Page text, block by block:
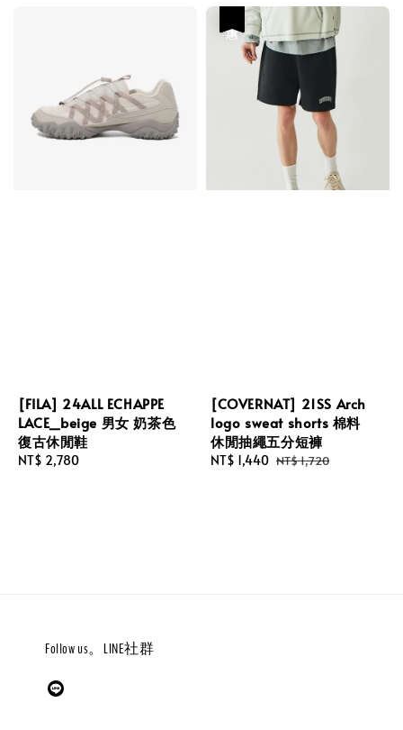
[FILA] 24ALL ECHAPPE
LACE_beige 男女 奶茶色
復古休閒鞋
Regular
NT$ 2,780
[COVERNAT] 21SS Arch
logo sweat shorts 棉料
休閒抽繩五分短褲
Sale
NT$ 1,440 Regular
NT$ 1,720
Follow us。LINE社群